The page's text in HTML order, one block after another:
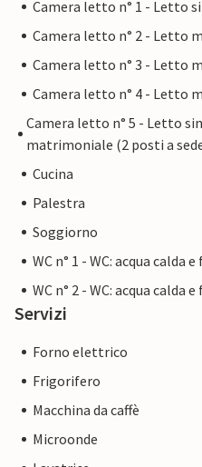
organica per un puro relax.
villaggio di L'Hostalot o
raggiungibile in 15 minuti di
Arenal, sono facilmente
privato, non da una società
significa che la normativa
non essere applicabile.
vostro soggiorno non sarà
prenotato da un proprietario
Camera letto n° 1 - Letto
Camera letto n° 2 - Letto
Camera letto n° 3 - Letto
Camera letto n° 4 - Letto
Camera letto n° 5 - Letto
matrimoniale (2 posti a
Cucina
Palestra
Soggiorno
WC n° 1 - WC: acqua calda
WC n° 2 - WC: acqua calda
Servizi
Forno elettrico
Frigorifero
Macchina da caffè
Microonde